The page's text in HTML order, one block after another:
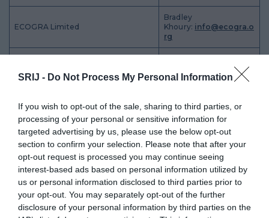
SRIJ - Do Not Process My Personal Information
If you wish to opt-out of the sale, sharing to third parties, or
processing of your personal or sensitive information for
targeted advertising by us, please use the below opt-out
section to confirm your selection. Please note that after your
opt-out request is processed you may continue seeing
interest-based ads based on personal information utilized by
us or personal information disclosed to third parties prior to
your opt-out. You may separately opt-out of the further
disclosure of your personal information by third parties on the
ECOGRA Limited
Bradley
Khoury: info@ecogra.o
rg
bmm.eur
sam.lic@bmm.com
QUINEL M Ltd
regulatory@quinel.co
m.mt
Gaming Associates Europe Ltd
Aftab
aftab.rizvi@gami
ngassociates.eu
Global Lab Ltd.
Maurizio
Soccodato:info@glob
al-lab.eu